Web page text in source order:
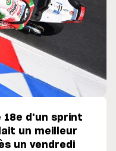
18e d'un sprint
un meilleur
un vendredi